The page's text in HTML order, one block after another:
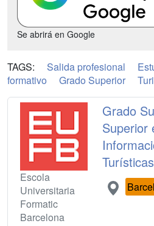
Se abrirá en Google
TAGS: Salida profesional
formativo
Grado Superior
Escola
Universitaria
Formatic
Barcelona
Grado
Superior
Turísticas